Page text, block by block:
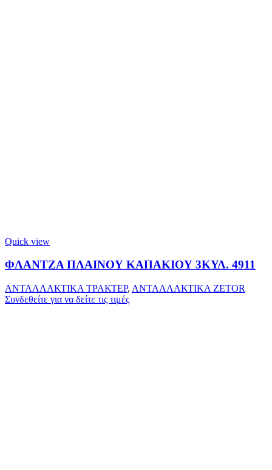
Quick view
ΦΛΑΝΤΖΑ ΠΛΑΙΝΟΥ ΚΑΠΑΚΙΟΥ 3ΚΥΛ. 4911
ΑΝΤΑΛΛΑΚΤΙΚΑ ΤΡΑΚΤΕΡ, ΑΝΤΑΛΛΑΚΤΙΚΑ ZETOR
Συνδεθείτε για να δείτε τις τιμές